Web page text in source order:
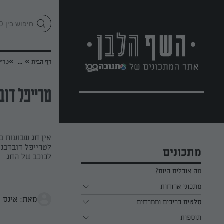
מתכונים
מה אוכלים היום?
מתכוני ארוחות
ארוחת בוקר
ארוחת צהריים
סלטים כריכים וממרחים
כל הסלטים כריכים וממרחים
תוספות
דף הבית »
...
»
טרייפל
אין חג שבועות
לטרייפל
לכוכב של החג
מאת: אינס